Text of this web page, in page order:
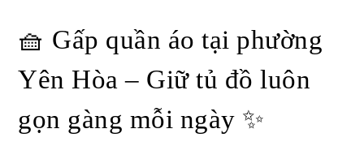
🧺 Gấp quần áo tại phường
Yên Hòa – Giữ tủ đồ luôn
gọn gàng mỗi ngày ✨